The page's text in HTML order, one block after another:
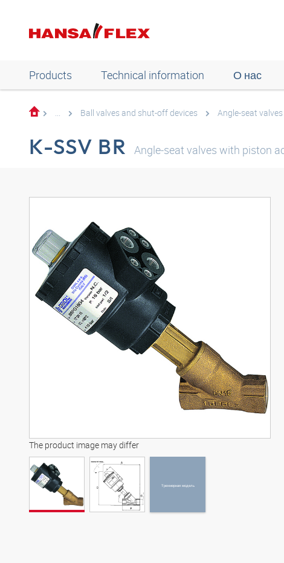
Products Technical information О нас
... Ball valves and shut-off devices Angle-seat
K-SSV BR Angle-seat valves with piston
The product image may differ
Трехмерная модель
Трехмерная модель